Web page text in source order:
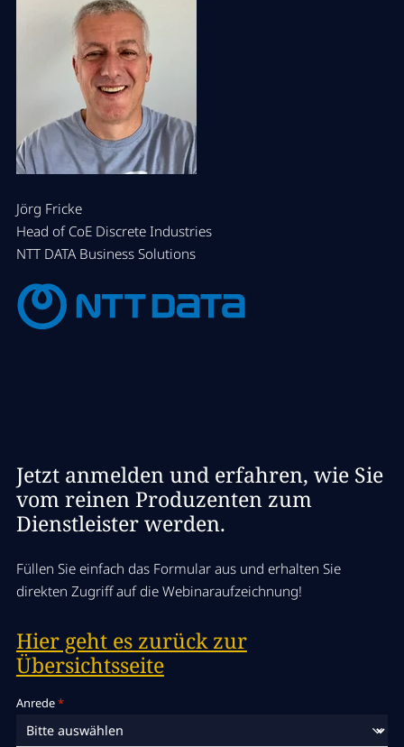
Jörg Fricke
Head of CoE Discrete Industries
NTT DATA Business Solutions
Jetzt anmelden und erfahren, wie Sie
vom reinen Produzenten zum
Dienstleister werden.
Füllen Sie einfach das Formular aus und erhalten Sie
direkten Zugriff auf die Webinaraufzeichnung!
Hier geht es zurück zur
Übersichtsseite
Anrede*